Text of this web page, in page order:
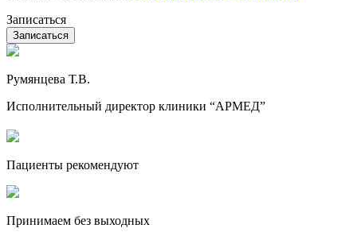
Записаться
Румянцева Т.В.
Исполнительный директор клиники “АРМЕД”
Пациенты рекомендуют
Принимаем без выходных